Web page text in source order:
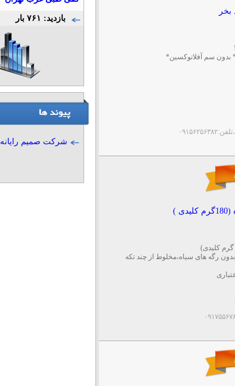
بخر
بدون سم آفلاتوکسین*
،تلفن:۰۹۱۵۶۲۵۶۳۸۲
)
رگه های سیاه،مخلوط از چند تکه
بازدید: ۷۶۱ بار
شرکت صمیم رایانه